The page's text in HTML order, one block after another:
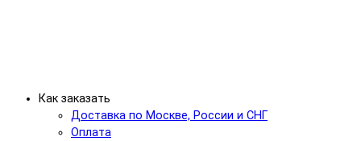
Как заказать
Доставка по Москве, России и СНГ
Оплата